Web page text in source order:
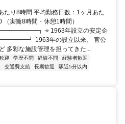
たり8時間 平均勤務日数：1ヶ月あた
実働8時間・休憩1時間）
⭐ 1963年設立の安定企
1963年の設立以来、 官公
多彩な施設管理を担ってきた...
迎 学歴不問 経験不問
経験者歓迎
交通費支給 長期歓迎
駅近5分以内